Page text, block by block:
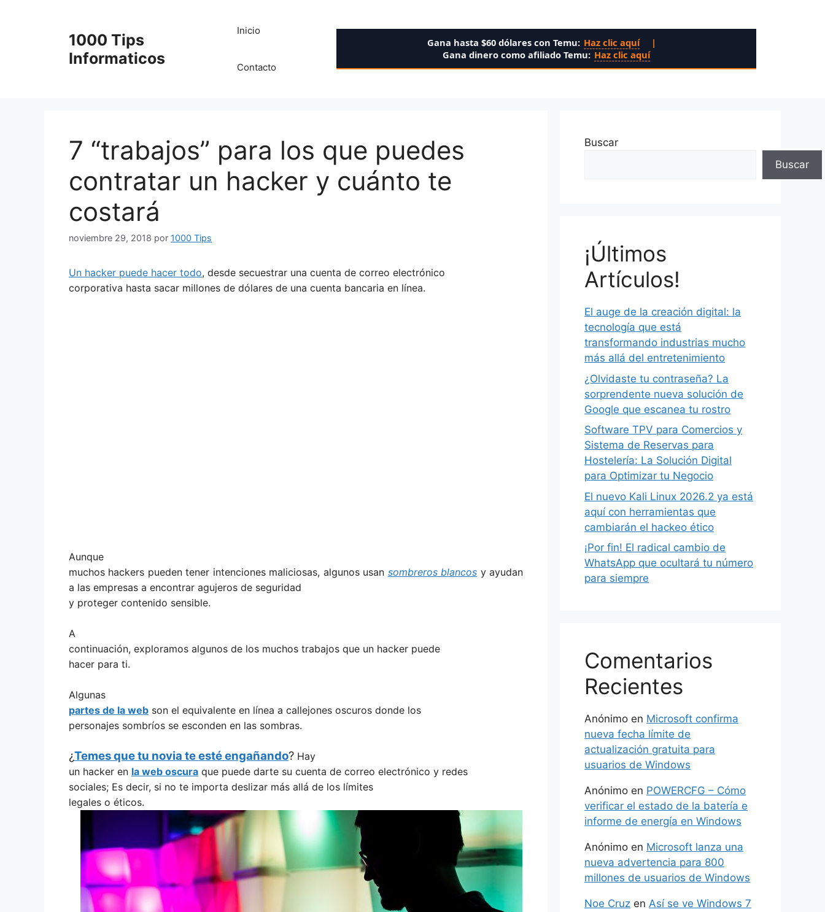
1000 Tips
Informaticos
Inicio
Contacto
Gana hasta $60 dólares con Temu: Haz clic aquí
|
Gana dinero como afiliado Temu: Haz clic aquí
7 “trabajos” para los que puedes
contratar un hacker y cuánto te
costará
noviembre 29, 2018 por 1000 Tips
Un hacker puede hacer todo, desde secuestrar una cuenta de correo electrónico
corporativa hasta sacar millones de dólares de una cuenta bancaria en línea.
Aunque
muchos hackers pueden tener intenciones maliciosas, algunos usan sombreros blancos y ayudan
a las empresas a encontrar agujeros de seguridad
y proteger contenido sensible.
A
continuación, exploramos algunos de los muchos trabajos que un hacker puede
hacer para ti.
Algunas
partes de la web son el equivalente en línea a callejones oscuros donde los
personajes sombríos se esconden en las sombras.
¿Temes que tu novia te esté engañando? Hay
un hacker en la web oscura que puede darte su cuenta de correo electrónico y redes
sociales; Es decir, si no te importa deslizar más allá de los límites
legales o éticos.
Buscar
Buscar
¡Últimos
Artículos!
El auge de la creación digital: la
tecnología que está
transformando industrias mucho
más allá del entretenimiento
¿Olvidaste tu contraseña? La
sorprendente nueva solución de
Google que escanea tu rostro
Software TPV para Comercios y
Sistema de Reservas para
Hostelería: La Solución Digital
para Optimizar tu Negocio
El nuevo Kali Linux 2026.2 ya está
aquí con herramientas que
cambiarán el hackeo ético
¡Por fin! El radical cambio de
WhatsApp que ocultará tu número
para siempre
Comentarios
Recientes
Anónimo en Microsoft confirma
nueva fecha límite de
actualización gratuita para
usuarios de Windows
Anónimo en POWERCFG – Cómo
verificar el estado de la batería e
informe de energía en Windows
Anónimo en Microsoft lanza una
nueva advertencia para 800
millones de usuarios de Windows
Noe Cruz en Así se ve Windows 7